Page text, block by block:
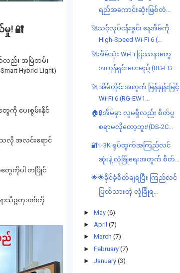
! 🔐
လည်း အမြဲတမ်း
Hybrid Light)
ကို ပေးစွမ်းနိုင်
သလို အလင်းရောင်
တွေကိုပါ တပြိုင်
ရာသီဥတုဒဏ်ကို
ရည်အကောင်းဆုံးဖြစ်တဲ...
🚀သင့်လုပ်ငန်းခွင်၊ နေအိမ်ကို
High-Speed Wi-Fi 6 (...
🚀အိမ်သုံး Wi-Fi ပြဿနာတွေ
အကုန်ရှင်းပေးမည့် (RG-EG...
🚀 အိမ်တိုင်းအတွက် မြန်နှုန်းမြင့်
Wi-Fi 6 (RG-EW1...
🏠🔒အိမ်မှာ လူမရှိလည်း စိတ်ပူ
စရာမလိုတော့ဘူး!(DS-2C...
🔐✨3K ရုပ်ထွက်အကြည်လင်
ဆုံးနဲ့ လုံခြုံရေးအတွက် စိတ်...
🌟🌟ခိုင်ခံ့စိတ်ချရပြီး ကြည်လင်
ပြတ်သားတဲ့ လုံခြုံရ...
► May (6)
► April (7)
► March (7)
► February (7)
► January (3)